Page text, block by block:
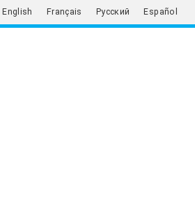
English Français Русский Español